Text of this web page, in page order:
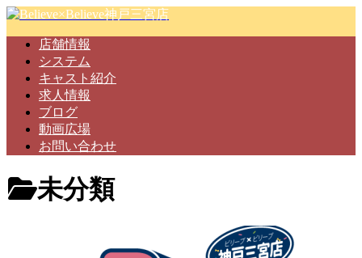
店舗情報
システム
キャスト紹介
求人情報
ブログ
動画広場
お問い合わせ
未分類